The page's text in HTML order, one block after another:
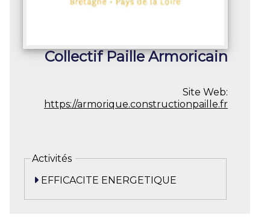
Collectif Paille Armoricain
Site Web:
https://armorique.constructionpaille.fr
Activités
EFFICACITE ENERGETIQUE